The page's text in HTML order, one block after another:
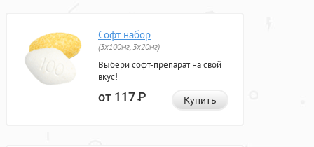
Софт набор
(3x100мг, 3x20мг)
Выбери софт-препарат на свой
вкус!
от 117Р Купить